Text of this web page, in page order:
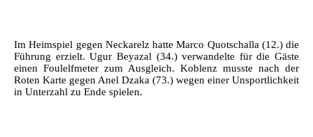
Im Heimspiel gegen Neckarelz hatte Marco Quotschalla (12.) die
Führung erzielt. Ugur Beyazal (34.) verwandelte für die Gäste
einen Foulelfmeter zum Ausgleich. Koblenz musste nach der
Roten Karte gegen Anel Dzaka (73.) wegen einer Unsportlichkeit
in Unterzahl zu Ende spielen.